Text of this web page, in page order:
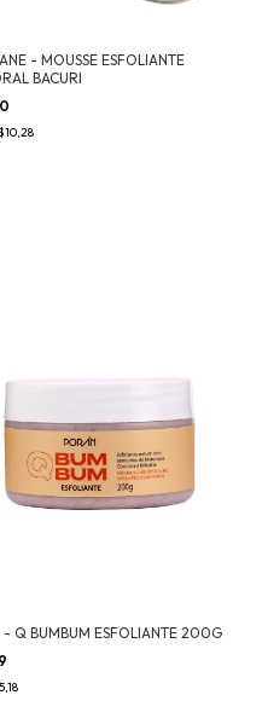
- MOUSSE ESFOLIANTE
BACURI
- Q BUMBUM ESFOLIANTE 200G